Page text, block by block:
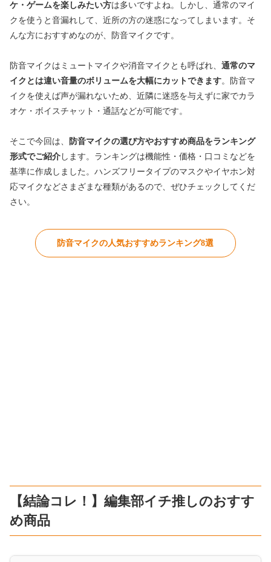
ケ・ゲームを楽しみたい方は多いですよね。しかし、通常のマイ
クを使うと音漏れして、近所の方の迷惑になってしまいます。そ
んな方におすすめなのが、防音マイクです。
防音マイクはミュートマイクや消音マイクとも呼ばれ、 通常のマ
イクとは違い音量のボリュームを大幅にカットできます。防音マ
イクを使えば声が漏れないため、近隣に迷惑を与えずに家でカラ
オケ・ボイスチャット・通話などが可能です。
そこで今回は、
防音マイクの選び方やおすすめ商品をランキング
形式でご紹介 します。ランキングは機能性・価格・口コミなどを
基準に作成しました。ハンズフリータイプのマスクやイヤホン対
応マイクなどさまざまな種類があるので、ぜひチェックしてくだ
さい。
防音マイクの人気おすすめランキング8選
【結論コレ！】編集部イチ推しのおすす
め商品